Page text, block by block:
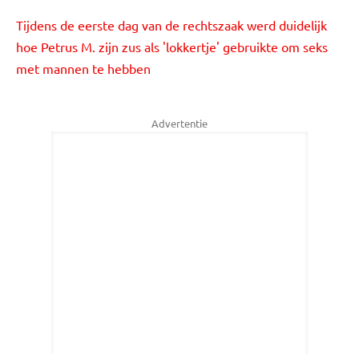
Tijdens de eerste dag van de rechtszaak werd duidelijk
hoe Petrus M. zijn zus als 'lokkertje' gebruikte om seks
met mannen te hebben
Advertentie